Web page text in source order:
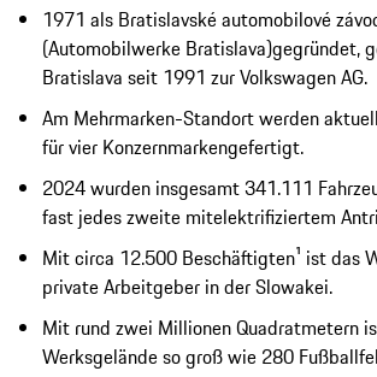
1971 als Bratislavské automobilové
(Automobilwerke Bratislava)gegründet,
Bratislava seit 1991 zur Volkswagen AG.
Am Mehrmarken-Standort werden
für vier Konzernmarkengefertigt.
2024 wurden insgesamt 341.111
fast jedes zweite mitelektrifiziertem
Mit circa 12.500 Beschäftigten¹ ist das
private Arbeitgeber in der Slowakei.
Mit rund zwei Millionen Quadratmetern
Werksgelände so groß wie 280